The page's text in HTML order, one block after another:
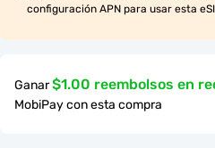
configuración APN para usar esta
Ganar$1.00 reembolsos en
MobiPay con esta compra